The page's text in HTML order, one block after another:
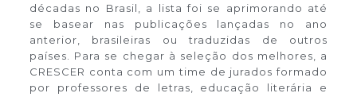
décadas no Brasil, a lista foi se aprimorando até
se basear nas publicações lançadas no ano
anterior, brasileiras ou traduzidas de outros
países. Para se chegar à seleção dos melhores, a
CRESCER conta com um time de jurados formado
por professores de letras, educação literária e